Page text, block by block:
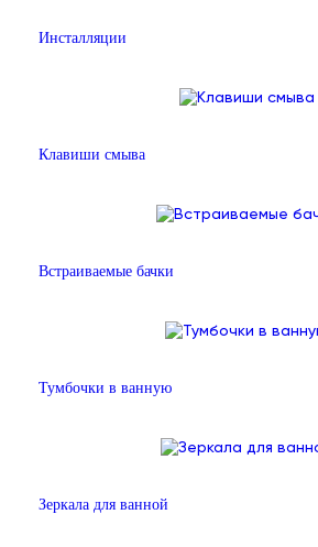
Инсталляции
Клавиши смыва
Встраиваемые бачки
Тумбочки в ванную
Зеркала для ванной